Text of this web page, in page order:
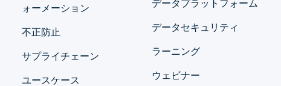
ォーメーション
不正防止
サプライチェーン
ユースケース
データプラットフォーム
データセキュリティ
ラーニング
ウェビナー